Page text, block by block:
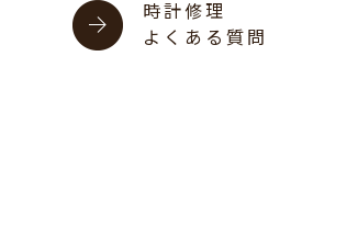
時計修理
よくある質問